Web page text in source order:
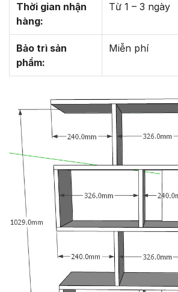
Thời gian nhận
hàng:
Từ 1 – 3 ngày
Bảo trì sản
phẩm:
Miễn phí